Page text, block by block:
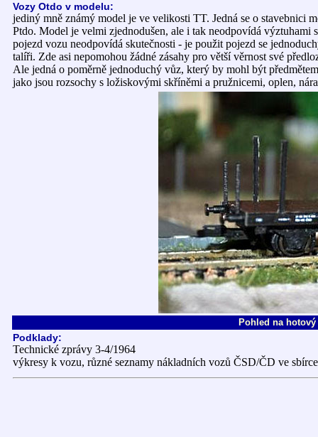
Vozy Otdo v modelu:
jediný mně známý model je ve velikosti TT. Jedná se o
Ptdo. Model je velmi zjednodušen, ale i tak neodpovídá
pojezd vozu neodpovídá skutečnosti - je použit pojezd se
talíři. Zde asi nepomohou žádné zásahy pro větší věrnost své
Ale jedná o poměrně jednoduchý vůz, který by mohl být
jako jsou rozsochy s ložiskovými skříněmi a pružnicemi, oplen,
Pohled na
Podklady:
Technické zprávy 3-4/1964
výkresy k vozu, různé seznamy nákladních vozů ČSD/ČD ve